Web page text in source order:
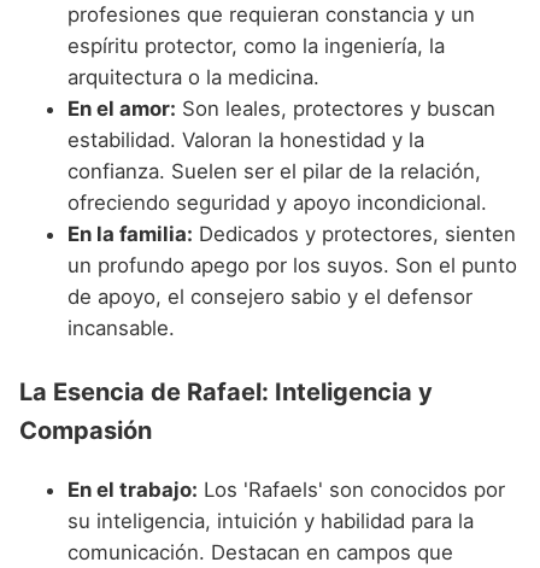
profesiones que requieran constancia y un
espíritu protector, como la ingeniería, la
arquitectura o la medicina.
En el amor: Son leales, protectores y buscan
estabilidad. Valoran la honestidad y la
confianza. Suelen ser el pilar de la relación,
ofreciendo seguridad y apoyo incondicional.
En la familia: Dedicados y protectores, sienten
un profundo apego por los suyos. Son el punto
de apoyo, el consejero sabio y el defensor
incansable.
La Esencia de Rafael: Inteligencia y
Compasión
En el trabajo: Los 'Rafaels' son conocidos por
su inteligencia, intuición y habilidad para la
comunicación. Destacan en campos que